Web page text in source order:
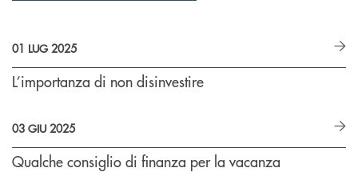
01 LUG 2025
L’importanza di non disinvestire
03 GIU 2025
Qualche consiglio di finanza per la vacanza